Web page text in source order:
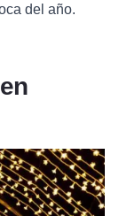
del año.